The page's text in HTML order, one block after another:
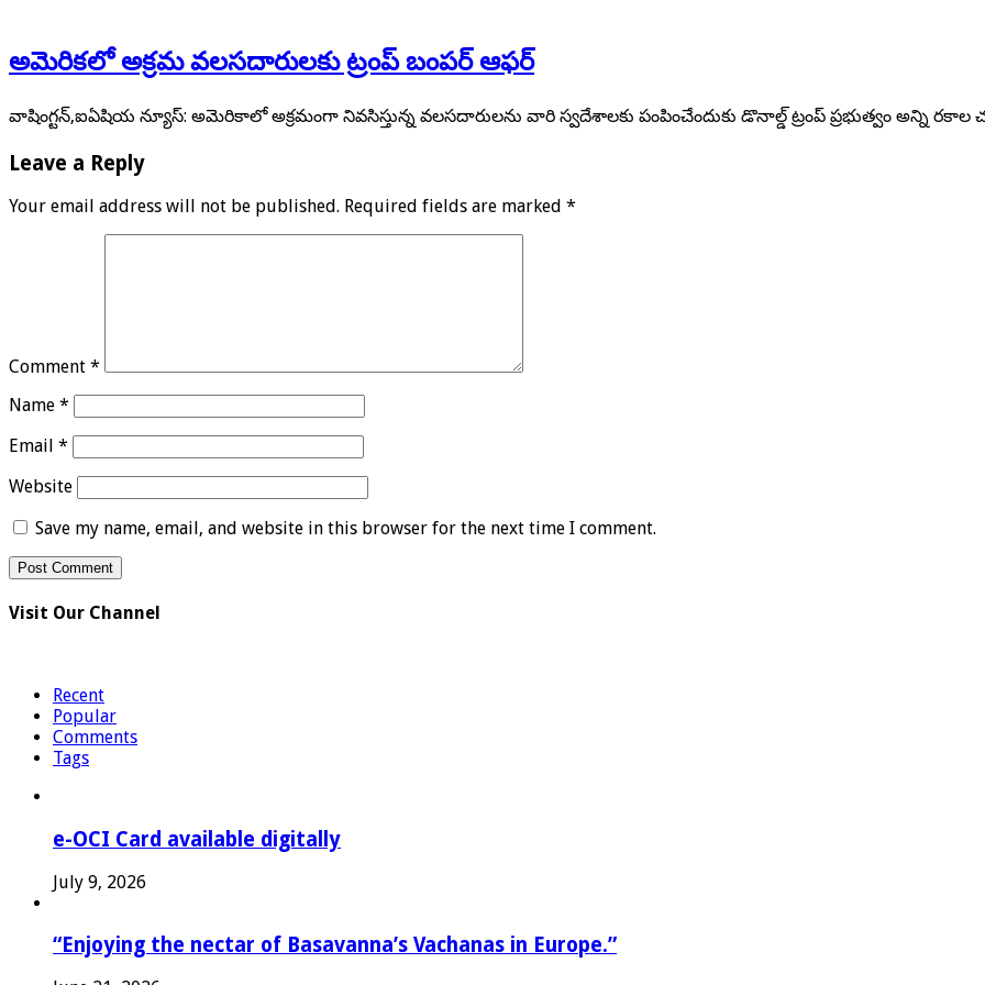
అమెరికలో అక్రమ వలసదారులకు ట్రంప్ బంపర్ ఆఫర్
వాషింగ్టన్,ఐఏషియ న్యూస్: అమెరికాలో అక్రమంగా నివసిస్తున్న వలసదారులను వారి స్వదేశాలకు పంపించేందుకు డొనాల్డ్ ట్రంప్ ప్రభుత్వం అన్ని రకాల
Leave a Reply
Your email address will not be published. Required fields are marked *
Comment *
Name *
Email *
Website
Save my name, email, and website in this browser for the next time I comment.
Visit Our Channel
Recent
Popular
Comments
Tags
e-OCI Card available digitally
July 9, 2026
“Enjoying the nectar of Basavanna’s Vachanas in Europe.”